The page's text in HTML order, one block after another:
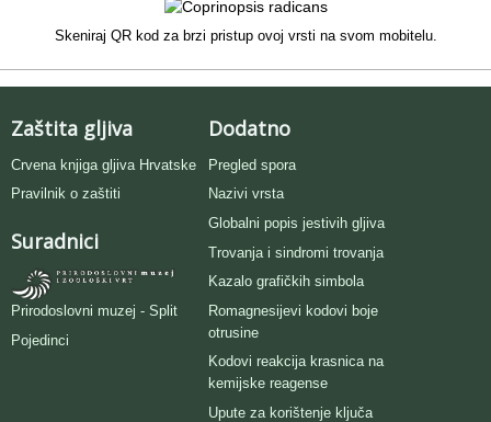
Skeniraj QR kod za brzi pristup ovoj vrsti na svom mobitelu.
Zaštita gljiva
Crvena knjiga gljiva Hrvatske
Pravilnik o zaštiti
Suradnici
Prirodoslovni muzej - Split
Pojedinci
Dodatno
Pregled spora
Nazivi vrsta
Globalni popis jestivih gljiva
Trovanja i sindromi trovanja
Kazalo grafičkih simbola
Romagnesijevi kodovi boje
otrusine
Kodovi reakcija krasnica na
kemijske reagense
Upute za korištenje ključa